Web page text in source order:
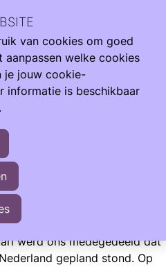
Zoeken
heeft haar leven verrijkt en
gemaakt.
vertel ik jullie graag
start en mijn leven met dit
Blogt
in Nederland
werd ons medegedeeld dat
gepland stond. Op
van cookies om goed
welke cookies
je jouw cookie-
informatie is beschikbaar
.